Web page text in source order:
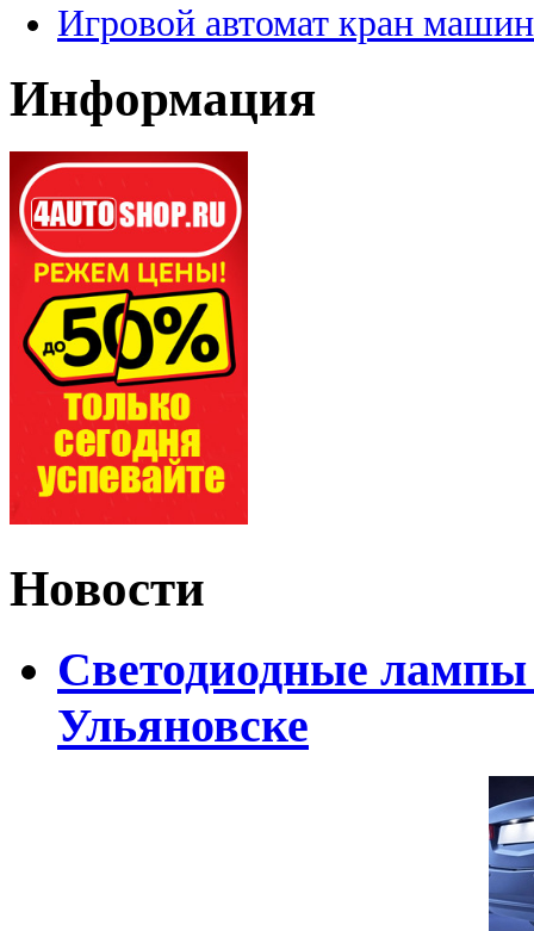
Игровой автомат кран
Информация
Новости
Светодиодные
Ульяновске